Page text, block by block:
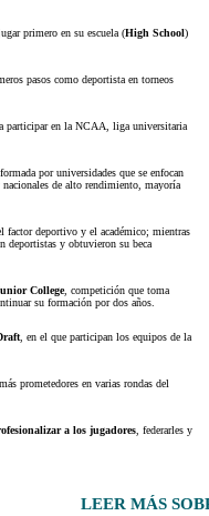
primero en su escuela (High School)
pasos como deportista en torneos
participar en la NCAA, liga universitaria
por universidades que se enfocan
de alto rendimiento, mayoría
deportivo y el académico; mientras
deportistas y obtuvieron su beca
College, competición que toma
su formación por dos años.
, en el que participan los equipos de la
prometedores en varias rondas del
a los jugadores , federarles y
LEER MÁS